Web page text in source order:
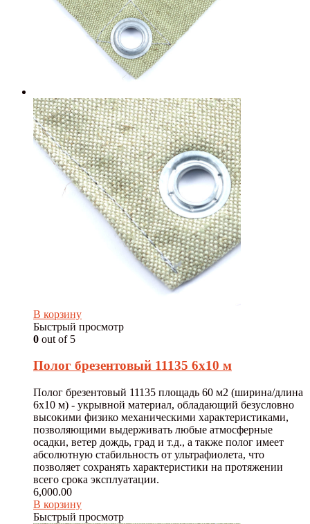
В корзину
Быстрый просмотр
0 out of 5
Полог брезентовый 11135 6х10 м
Полог брезентовый 11135 площадь 60 м2 (ширина/длина
6х10 м) - укрывной материал, обладающий безусловно
высокими физико механическими характеристиками,
позволяющими выдерживать любые атмосферные
осадки, ветер дождь, град и т.д., а также полог имеет
абсолютную стабильность от ультрафиолета, что
позволяет сохранять характеристики на протяжении
всего срока эксплуатации.
6,000.00
В корзину
Быстрый просмотр